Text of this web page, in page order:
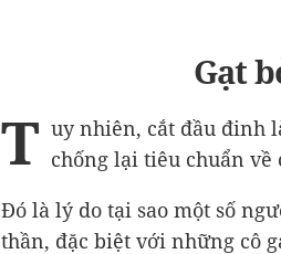
Gạt
T uy nhiên, cắt đầu đinh
chống lại tiêu chuẩn về
Đó là lý do tại sao một số
thần, đặc biệt với những cô